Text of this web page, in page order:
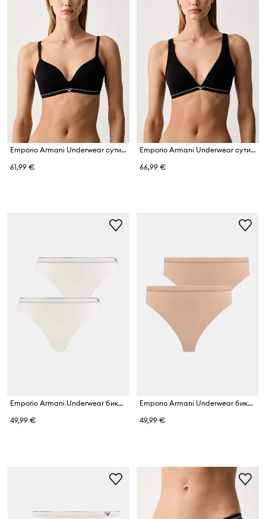
Emporio Armani Underwear сутиен
61,99 €
Emporio Armani Underwear сутиен с дълбоко деколте от памук с еластан
66,99 €
Emporio Armani Underwear бикини дамски с памук 2 броя
49,99 €
Emporio Armani Underwear бикини дамски с памук 2 броя
49,99 €